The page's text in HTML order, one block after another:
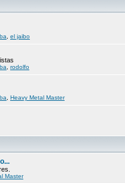
el jaibo
rodolfo
Heavy Metal Master
Master